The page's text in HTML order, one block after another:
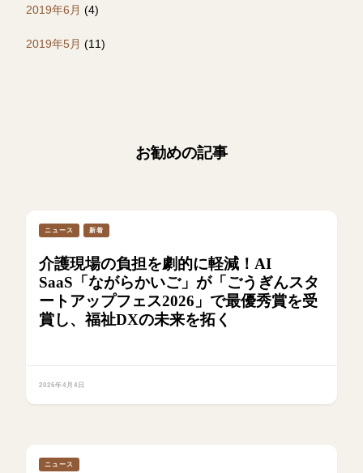
2019年6月 (4)
2019年5月 (11)
お勧めの記事
ニュース 新着
介護現場の負担を劇的に軽減！AI
SaaS「ながらかいご」が「ごうぎんスタ
ートアップフェス2026」で最優秀賞を受
賞し、福祉DXの未来を拓く
2026年4月4日
ニュース